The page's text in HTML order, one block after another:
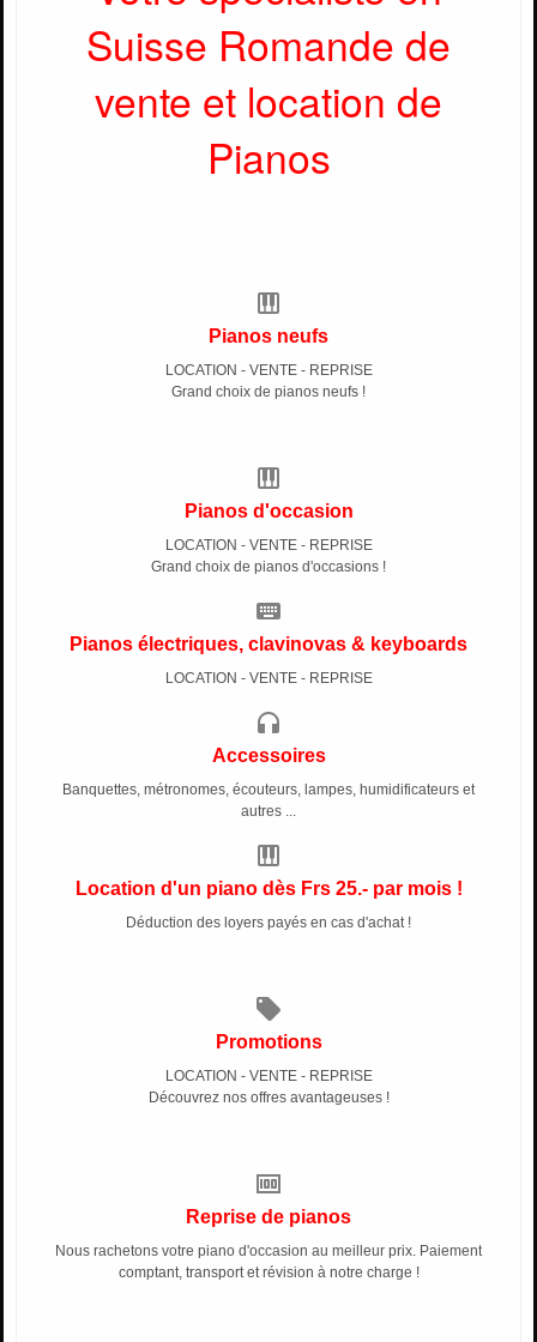
Suisse Romande de
vente et location de
Pianos
piano
Pianos neufs
LOCATION - VENTE - REPRISE
Grand choix de pianos neufs !
piano
Pianos d'occasion
LOCATION - VENTE - REPRISE
Grand choix de pianos d'occasions !
keyboard
Pianos électriques, clavinovas & keyboards
LOCATION - VENTE - REPRISE
headphones
Accessoires
Banquettes, métronomes, écouteurs, lampes, humidificateurs et
autres ...
piano
Location d'un piano dès Frs 25.- par mois !
Déduction des loyers payés en cas d'achat !
local_offer
Promotions
LOCATION - VENTE - REPRISE
Découvrez nos offres avantageuses !
money
Reprise de pianos
Nous rachetons votre piano d'occasion au meilleur prix. Paiement
comptant, transport et révision à notre charge !